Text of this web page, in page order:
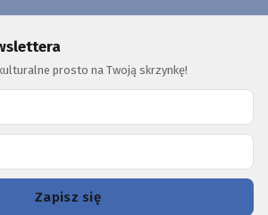
prosto na Twoją skrzynkę!
Zapisz się